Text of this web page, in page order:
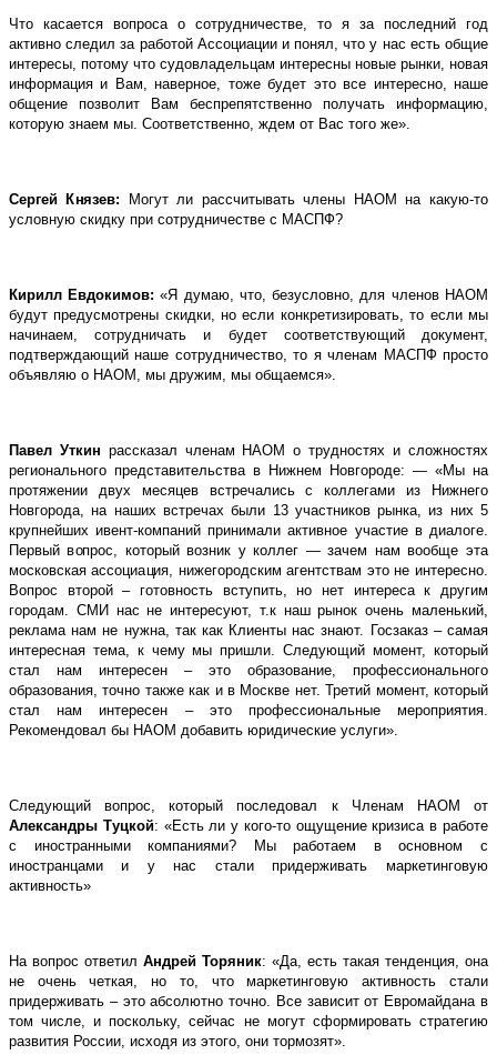
Что касается вопроса о сотрудничестве, то я за последний год
активно следил за работой Ассоциации и понял, что у нас есть общие
интересы, потому что судовладельцам интересны новые рынки, новая
информация и Вам, наверное, тоже будет это все интересно, наше
общение позволит Вам беспрепятственно получать информацию,
которую знаем мы. Соответственно, ждем от Вас того же».
Сергей Князев: Могут ли рассчитывать члены НАОМ на какую-то
условную скидку при сотрудничестве с МАСПФ?
Кирилл Евдокимов: «Я думаю, что, безусловно, для членов НАОМ
будут предусмотрены скидки, но если конкретизировать, то если мы
начинаем, сотрудничать и будет соответствующий документ,
подтверждающий наше сотрудничество, то я членам МАСПФ просто
объявляю о НАОМ, мы дружим, мы общаемся».
Павел Уткин рассказал членам НАОМ о трудностях и сложностях
регионального представительства в Нижнем Новгороде: — «Мы на
протяжении двух месяцев встречались с коллегами из Нижнего
Новгорода, на наших встречах были 13 участников рынка, из них 5
крупнейших ивент-компаний принимали активное участие в диалоге.
Первый вопрос, который возник у коллег — зачем нам вообще эта
московская ассоциация, нижегородским агентствам это не интересно.
Вопрос второй – готовность вступить, но нет интереса к другим
городам. СМИ нас не интересуют, т.к наш рынок очень маленький,
реклама нам не нужна, так как Клиенты нас знают. Госзаказ – самая
интересная тема, к чему мы пришли. Следующий момент, который
стал нам интересен – это образование, профессионального
образования, точно также как и в Москве нет. Третий момент, который
стал нам интересен – это профессиональные мероприятия.
Рекомендовал бы НАОМ добавить юридические услуги».
Следующий вопрос, который последовал к Членам НАОМ от
Александры Туцкой: «Есть ли у кого-то ощущение кризиса в работе
с иностранными компаниями? Мы работаем в основном с
иностранцами и у нас стали придерживать маркетинговую
активность»
На вопрос ответил Андрей Торяник: «Да, есть такая тенденция, она
не очень четкая, но то, что маркетинговую активность стали
придерживать – это абсолютно точно. Все зависит от Евромайдана в
том числе, и поскольку, сейчас не могут сформировать стратегию
развития России, исходя из этого, они тормозят».